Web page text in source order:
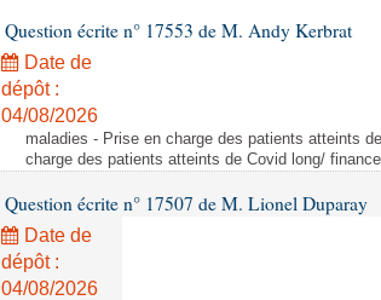
Question écrite n° 17553 de M. Andy Kerbrat
Date de
dépôt :
04/08/2026
maladies - Prise en charge des patients atteints
charge des patients atteints de Covid long/
Question écrite n° 17507 de M. Lionel Duparay
Date de
dépôt :
04/08/2026